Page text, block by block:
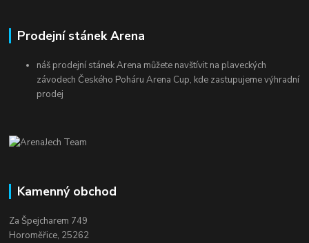
Prodejní stánek Arena
náš prodejní stánek Arena můžete navštívit na plaveckých
závodech Českého Poháru Arena Cup, kde zastupujeme výhradní
prodej
Kamenný obchod
Za Špejcharem 749
Horoměřice, 25262